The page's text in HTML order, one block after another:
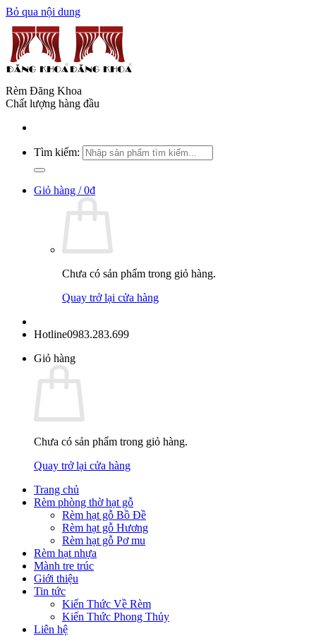
Bỏ qua nội dung
Rèm Đăng Khoa
Chất lượng hàng đầu
Tìm kiếm:
Giỏ hàng /0₫
Chưa có sản phẩm trong giỏ hàng.
Quay trở lại cửa hàng
Hotline0983.283.699
Giỏ hàng
Chưa có sản phẩm trong giỏ hàng.
Quay trở lại cửa hàng
Trang chủ
Rèm phòng thờ hạt gỗ
Rèm hạt gỗ Bồ Đề
Rèm hạt gỗ Hương
Rèm hạt gỗ Pơ mu
Rèm hạt nhựa
Mành tre trúc
Giới thiệu
Tin tức
Kiến Thức Về Rèm
Kiến Thức Phong Thủy
Liên hệ